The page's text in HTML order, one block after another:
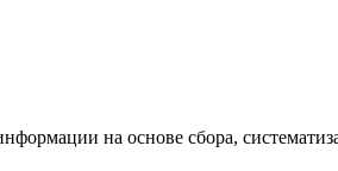
на основе сбора,